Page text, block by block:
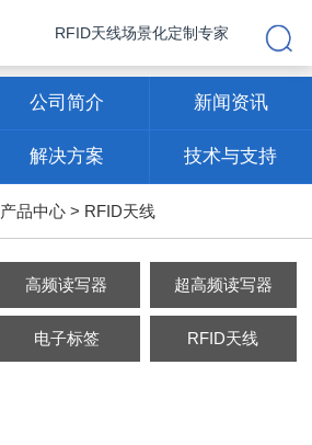
RFID天线场景化定制专家
公司简介 新闻资讯
解决方案 技术与支持
产品中心> RFID天线
高频读写器 超高频读写器
电子标签 RFID天线